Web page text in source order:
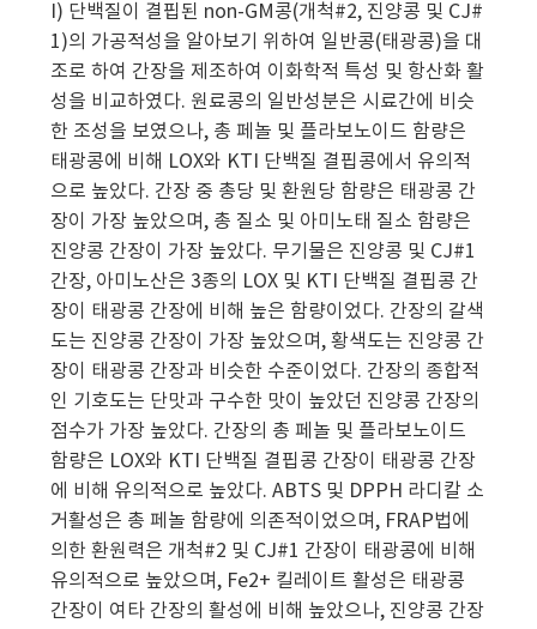
I) 단백질이 결핍된 non-GM콩(개척#2, 진양콩 및 CJ#
1)의 가공적성을 알아보기 위하여 일반콩(태광콩)을 대
조로 하여 간장을 제조하여 이화학적 특성 및 항산화 활
성을 비교하였다. 원료콩의 일반성분은 시료간에 비슷
한 조성을 보였으나, 총 페놀 및 플라보노이드 함량은
태광콩에 비해 LOX와 KTI 단백질 결핍콩에서 유의적
으로 높았다. 간장 중 총당 및 환원당 함량은 태광콩 간
장이 가장 높았으며, 총 질소 및 아미노태 질소 함량은
진양콩 간장이 가장 높았다. 무기물은 진양콩 및 CJ#1
간장, 아미노산은 3종의 LOX 및 KTI 단백질 결핍콩 간
장이 태광콩 간장에 비해 높은 함량이었다. 간장의 갈색
도는 진양콩 간장이 가장 높았으며, 황색도는 진양콩 간
장이 태광콩 간장과 비슷한 수준이었다. 간장의 종합적
인 기호도는 단맛과 구수한 맛이 높았던 진양콩 간장의
점수가 가장 높았다. 간장의 총 페놀 및 플라보노이드
함량은 LOX와 KTI 단백질 결핍콩 간장이 태광콩 간장
에 비해 유의적으로 높았다. ABTS 및 DPPH 라디칼 소
거활성은 총 페놀 함량에 의존적이었으며, FRAP법에
의한 환원력은 개척#2 및 CJ#1 간장이 태광콩에 비해
유의적으로 높았으며, Fe2+ 킬레이트 활성은 태광콩
간장이 여타 간장의 활성에 비해 높았으나, 진양콩 간장